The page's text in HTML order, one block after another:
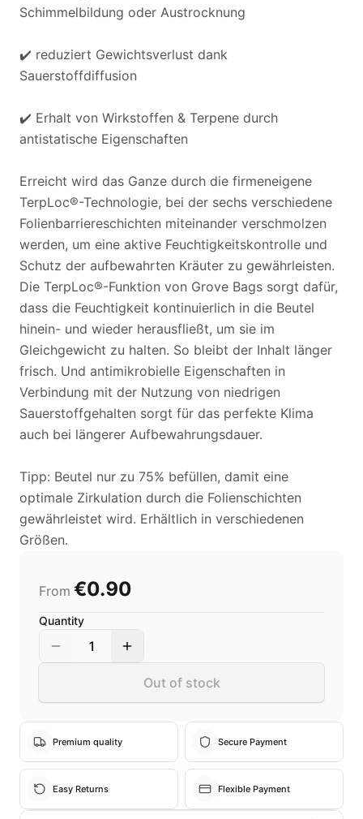
Schimmelbildung oder Austrocknung
✔️ reduziert Gewichtsverlust dank
Sauerstoffdiffusion
✔️ Erhalt von Wirkstoffen & Terpene durch
antistatische Eigenschaften
Erreicht wird das Ganze durch die firmeneigene
TerpLoc®-Technologie, bei der sechs verschiedene
Folienbarriereschichten miteinander verschmolzen
werden, um eine aktive Feuchtigkeitskontrolle und
Schutz der aufbewahrten Kräuter zu gewährleisten.
Die TerpLoc®-Funktion von Grove Bags sorgt dafür,
dass die Feuchtigkeit kontinuierlich in die Beutel
hinein- und wieder herausfließt, um sie im
Gleichgewicht zu halten. So bleibt der Inhalt länger
frisch. Und antimikrobielle Eigenschaften in
Verbindung mit der Nutzung von niedrigen
Sauerstoffgehalten sorgt für das perfekte Klima
auch bei längerer Aufbewahrungsdauer.
Tipp: Beutel nur zu 75% befüllen, damit eine
optimale Zirkulation durch die Folienschichten
gewährleistet wird. Erhältlich in verschiedenen
Größen.
From €0.90
Quantity
1
Out of stock
Premium quality Secure Payment
Easy Returns Flexible Payment